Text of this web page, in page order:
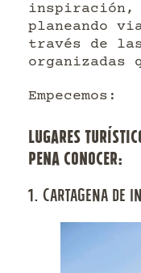
inspiración,
planeando
través de
organizadas
Empecemos:
LUGARES
PENA CONOCER:
1. CARTAGENA DE